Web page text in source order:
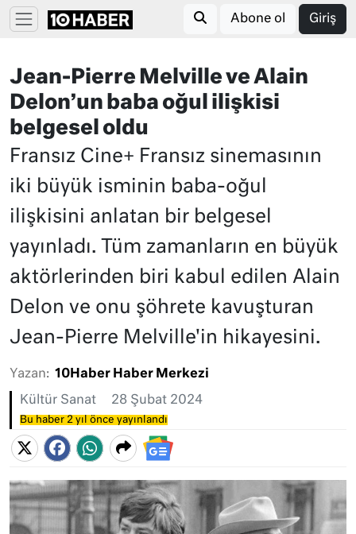
Abone ol Giriş
Jean-Pierre Melville ve Alain
Delon’un baba oğul ilişkisi
belgesel oldu
Fransız Cine+ Fransız sinemasının
iki büyük isminin baba-oğul
ilişkisini anlatan bir belgesel
yayınladı. Tüm zamanların en büyük
aktörlerinden biri kabul edilen Alain
Delon ve onu şöhrete kavuşturan
Jean-Pierre Melville'in hikayesini.
Yazan: 10Haber Haber Merkezi
Kültür Sanat 28 Şubat 2024
Bu haber 2 yıl önce yayınlandı